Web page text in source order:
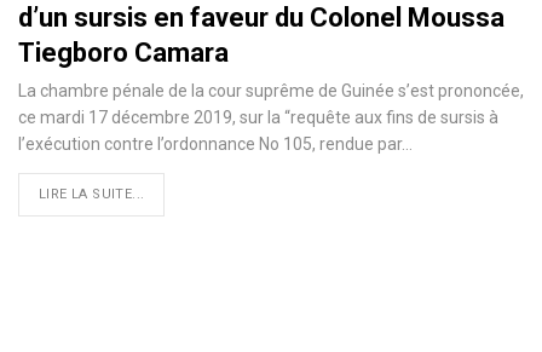
d’un sursis en faveur du Colonel Moussa
Tiegboro Camara
La chambre pénale de la cour suprême de Guinée s’est prononcée,
ce mardi 17 décembre 2019, sur la “requête aux fins de sursis à
l’exécution contre l’ordonnance No 105, rendue par…
LIRE LA SUITE...